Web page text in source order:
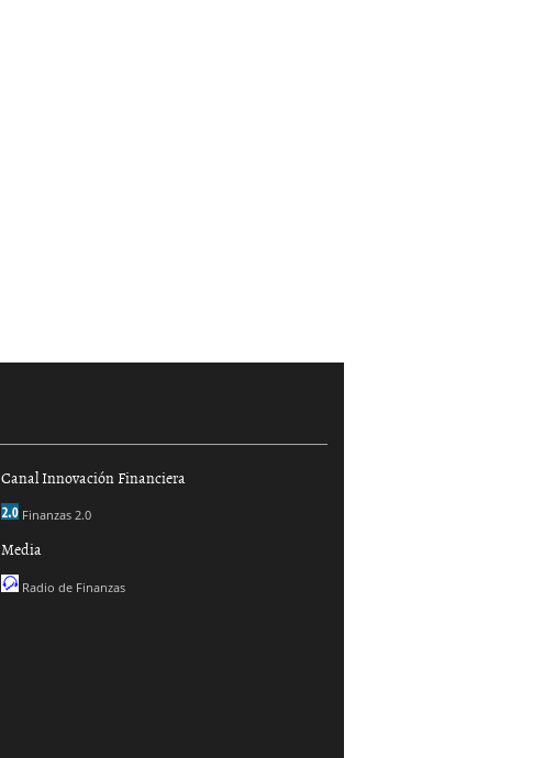
Canal Innovación Financiera
Finanzas 2.0
Media
Radio de Finanzas